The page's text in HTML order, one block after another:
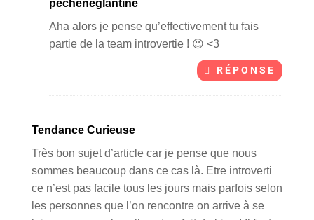
pecheneglantine
Aha alors je pense qu’effectivement tu fais
partie de la team introvertie ! 😉 <3
RÉPONSE
Tendance Curieuse
Très bon sujet d’article car je pense que nous
sommes beaucoup dans ce cas là. Etre introverti
ce n’est pas facile tous les jours mais parfois selon
les personnes que l’on rencontre on arrive à se